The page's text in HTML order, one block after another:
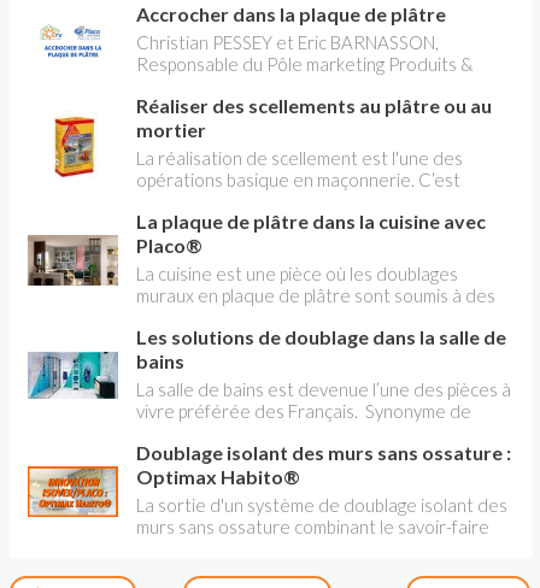
Accrocher dans la plaque de plâtre
Christian PESSEY et Eric BARNASSON,
Responsable du Pôle marketing Produits &
les conseils pour accrocher de lourdes charges
dans de la plaque de plâtre, et notamment
toutes les informations sur la plaque à haute
résistance Habito®
Réaliser des scellements au plâtre ou au
mortier
La réalisation de scellement est l'une des
opérations basique en maçonnerie. C’est
les produits de maçonnerie. Les scellements
peuvent être réalisés avec du plâtre , avec du
mortier de ciment ordinaire ou avec des
produits spécifiques, spécialement formulés
pour ce type de réalisation.
La plaque de plâtre dans la cuisine avec
Placo®
La cuisine est une pièce où les doublages
muraux en plaque de plâtre sont soumis à des
chaleur et à la résistance pour l'accrochage des
éléments. Les risques de chocs sont aussi
importants. Deux types de plaques répondent à
ces contraintes : Placoflam® pour le feu et la
chaleur et Habito® pour l'accrochage des
éléments et contre les chocs.
Les solutions de doublage dans la salle de
bains
La salle de bains est devenue l’une des pièces à
vivre préférée des Français. Synonyme de
en matière de protection contre l’humidité.
Générée par les projections d’eau et les
dégagements de vapeur , cette humidité altère
la qualité et la durabilité des installations, et
peut devenir néfaste pour la santé. Il existe
Doublage isolant des murs sans ossature :
Optimax Habito®
La sortie d'un système de doublage isolant des
murs sans ossature combinant le savoir-faire